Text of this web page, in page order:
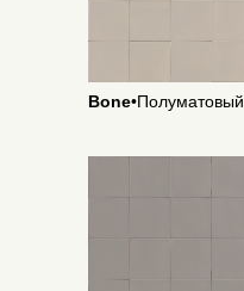
Bone•Полуматовый